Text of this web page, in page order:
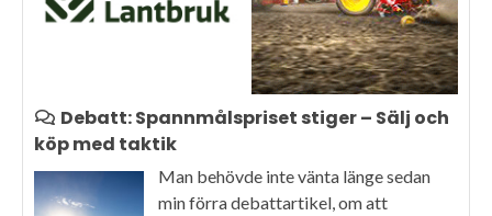
Debatt: Spannmålspriset stiger – Sälj och
köp med taktik
Man behövde inte vänta länge sedan
min förra debattartikel, om att